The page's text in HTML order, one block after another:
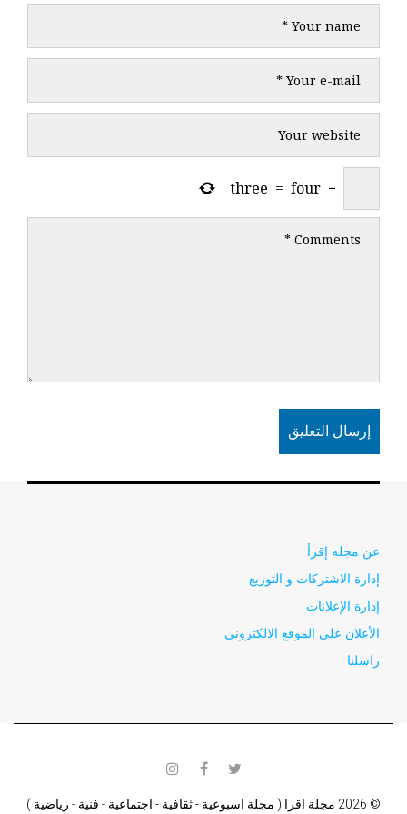
−
four
=
three
عن مجله إقرأ
إدارة الاشتركات و التوزيع
إدارة الإعلانات
الأعلان علي الموقع الالكتروني
راسلنا
© 2026 مجلة اقرا ( مجلة اسبوعية - ثقافية - اجتماعية - فنية - رياضية )